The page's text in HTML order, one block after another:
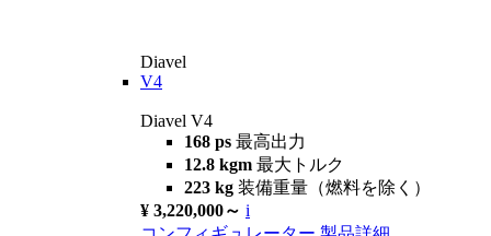
Diavel
V4
Diavel V4
168 ps 最高出力
12.8 kgm 最大トルク
223 kg 装備重量（燃料を除く）
¥ 3,220,000～ i